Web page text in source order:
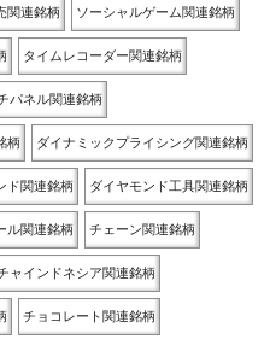
関連銘柄 ソーシャルゲーム関連銘柄
タイムレコーダー関連銘柄
パネル関連銘柄
柄 ダイナミックプライシング関連銘柄
ド関連銘柄 ダイヤモンド工具関連銘柄
ル関連銘柄 チェーン関連銘柄
ャインドネシア関連銘柄
チョコレート関連銘柄